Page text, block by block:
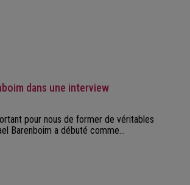
dans une interview
pour nous de former de véritables
Barenboim a débuté comme…